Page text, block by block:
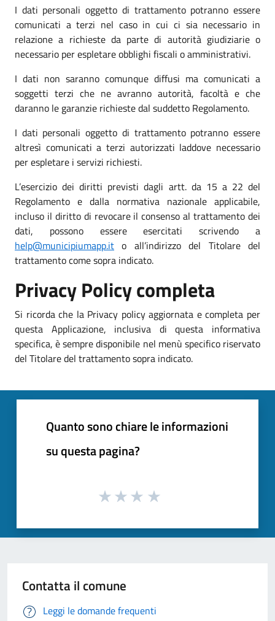
I dati personali oggetto di trattamento potranno essere
comunicati a terzi nel caso in cui ci sia necessario in
relazione a richieste da parte di autorità giudiziarie o
necessario per espletare obblighi fiscali o amministrativi.
I dati non saranno comunque diffusi ma comunicati a
soggetti terzi che ne avranno autorità, facoltà e che
daranno le garanzie richieste dal suddetto Regolamento.
I dati personali oggetto di trattamento potranno essere
altresì comunicati a terzi autorizzati laddove necessario
per espletare i servizi richiesti.
L’esercizio dei diritti previsti dagli artt. da 15 a 22 del
Regolamento e dalla normativa nazionale applicabile,
incluso il diritto di revocare il consenso al trattamento dei
dati, possono essere esercitati scrivendo a
help@municipiumapp.it o all’indirizzo del Titolare del
trattamento come sopra indicato.
Privacy Policy completa
Si ricorda che la Privacy policy aggiornata e completa per
questa Applicazione, inclusiva di questa informativa
specifica, è sempre disponibile nel menù specifico riservato
del Titolare del trattamento sopra indicato.
Quanto sono chiare le informazioni
su questa pagina?
Contatta il comune
Leggi le domande frequenti